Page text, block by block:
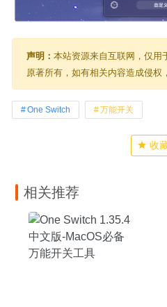
声明： 本站资源来自互联网，仅用
原著所有，如有相关内容造成侵权
One Switch 万能开关
收
相关推荐